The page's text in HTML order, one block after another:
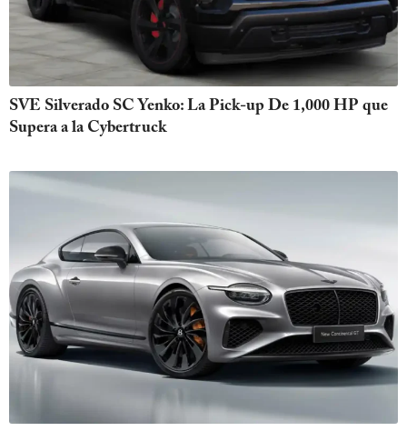
SVE Silverado SC Yenko: La Pick-up De 1,000 HP que
Supera a la Cybertruck